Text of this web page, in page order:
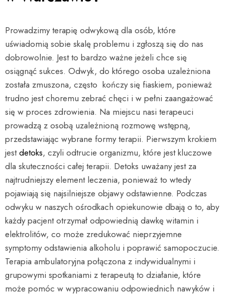
Prowadzimy terapię odwykową dla osób, które
uświadomią sobie skalę problemu i zgłoszą się do nas
dobrowolnie. Jest to bardzo ważne jeżeli chce się
osiągnąć sukces. Odwyk, do którego osoba uzależniona
została zmuszona, często kończy się fiaskiem, ponieważ
trudno jest choremu zebrać chęci i w pełni zaangażować
się w proces zdrowienia. Na miejscu nasi terapeuci
prowadzą z osobą uzależnioną rozmowę wstępną,
przedstawiając wybrane formy terapii. Pierwszym krokiem
jestdetoks, czyli odtrucie organizmu, które jest kluczowe
dla skuteczności całej terapii. Detoks uważany jest za
najtrudniejszy element leczenia, ponieważ to wtedy
pojawiają się najsilniejsze objawy odstawienne. Podczas
odwyku w naszych ośrodkach opiekunowie dbają o to, aby
każdy pacjent otrzymał odpowiednią dawkę witamin i
elektrolitów, co może zredukować nieprzyjemne
symptomy odstawienia alkoholu i poprawić samopoczucie.
Terapia ambulatoryjna połączona z indywidualnymi i
grupowymi spotkaniami z terapeutą to działanie, które
może pomóc w wypracowaniu odpowiednich nawyków i